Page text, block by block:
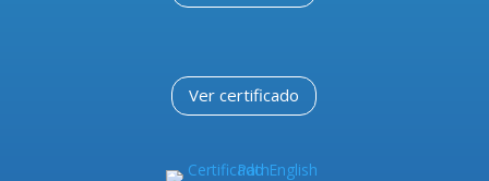
Ver certificado